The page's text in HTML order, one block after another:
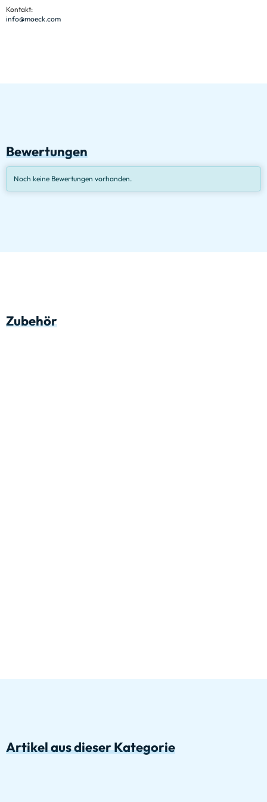
Kontakt:
info@moeck.com
Bewertungen
Noch keine Bewertungen vorhanden.
Zubehör
Artikel aus dieser Kategorie